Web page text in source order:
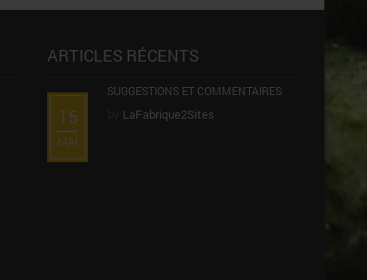
ARTICLES RÉCENTS
15
MAI
SUGGESTIONS ET COMMENTAIRES
LaFabrique2Sites